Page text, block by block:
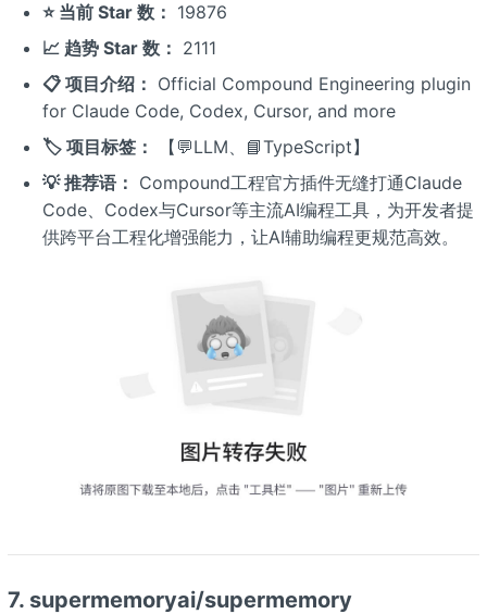
⭐ 当前 Star 数： 19876
📈 趋势 Star 数： 2111
📋 项目介绍： Official Compound Engineering plugin
for Claude Code, Codex, Cursor, and more
🏷️ 项目标签：
【💬LLM、📘TypeScript】
💡 推荐语： Compound工程官方插件无缝打通Claude
Code、Codex与Cursor等主流AI编程工具，为开发者提
供跨平台工程化增强能力，让AI辅助编程更规范高效。
7. supermemoryai/supermemory